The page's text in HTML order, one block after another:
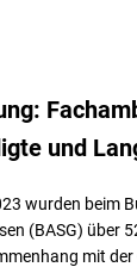
und
wurden beim
(BASG) über
mit der